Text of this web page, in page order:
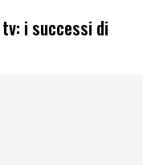
i successi di